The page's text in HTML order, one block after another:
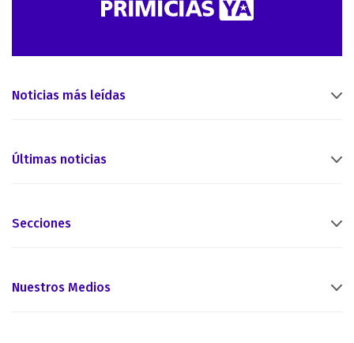
Noticias más leídas
Últimas noticias
Secciones
Nuestros Medios